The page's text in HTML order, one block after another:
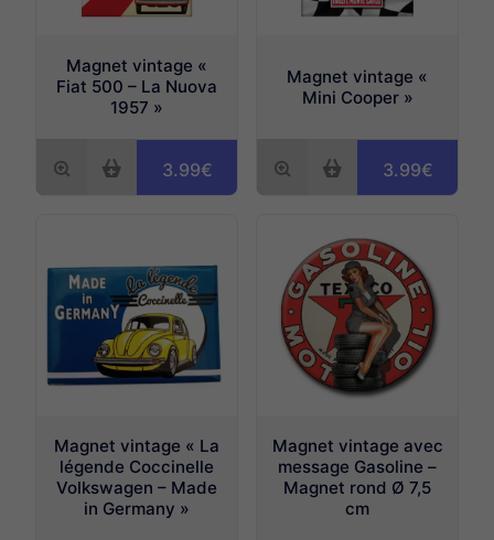
Magnet vintage «
Fiat 500 – La Nuova
1957 »
3.99€
Magnet vintage «
Mini Cooper »
3.99€
Magnet vintage « La
légende Coccinelle
Volkswagen – Made
in Germany »
Magnet vintage avec
message Gasoline –
Magnet rond Ø 7,5
cm